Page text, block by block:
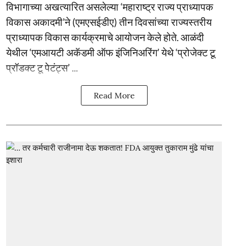
विभागाच्या अखत्यारित असलेल्या ‘महाराष्ट्र राज्य प्राध्यापक
विकास अकादमी’ने (एमएसईडीए) तीन दिवसांच्या राज्यस्तरीय
प्राध्यापक विकास कार्यक्रमाचे आयोजन केले होते. आळंदी
येथील ‘एमआयटी अकॅडमी ऑफ इंजिनिअरिंग’ येथे ‘प्रोजेक्ट टू
प्रॉडक्ट टू पेटंट्स’ ...
Read More